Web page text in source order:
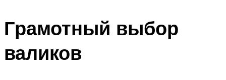
Грамотный выбор
валиков